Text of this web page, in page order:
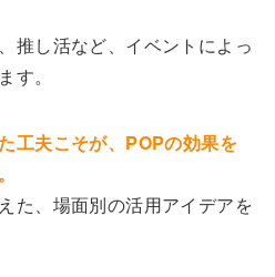
推し活など、イベントによっ
す。
工夫こそが、POPの効果を
た、場面別の活用アイデアを